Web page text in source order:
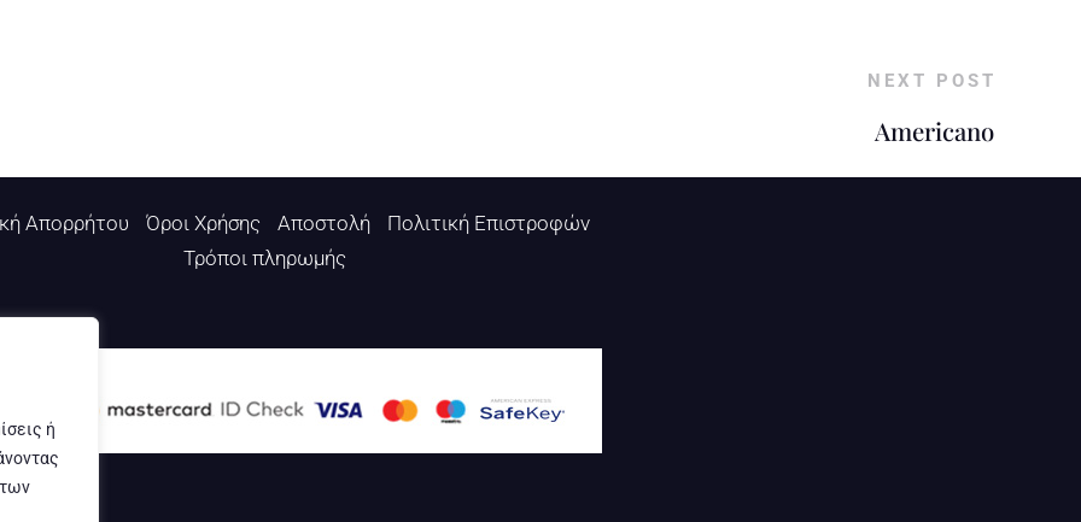
ή
NEXT POST
Americano
Απορρήτου Όροι Χρήσης Αποστολή
Πολιτική Επιστροφών
Τρόποι πληρωμής